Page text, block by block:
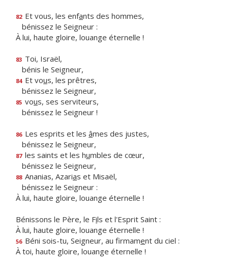
82 Et vous, les enfants des hommes,
bénissez le Seigneur :
À lui, haute gloire, louange éternelle !
83 Toi, Israël,
bénis le Seigneur,
84 Et vous, les prêtres,
bénissez le Seigneur,
85 vous, ses serviteurs,
bénissez le Seigneur !
86 Les esprits et les âmes des justes,
bénissez le Seigneur,
87 les saints et les humbles de cœur,
bénissez le Seigneur,
88 Ananias, Azarias et Misaël,
bénissez le Seigneur :
À lui, haute gloire, louange éternelle !
Bénissons le Père, le Fils et l'Esprit Saint :
À lui, haute gloire, louange éternelle !
56 Béni sois-tu, Seigneur, au firmament du ciel :
À toi, haute gloire, louange éternelle !